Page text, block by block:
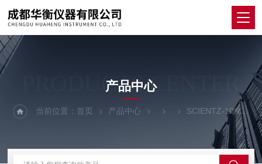
PRODUCTS CENTER
产品中心
当前位置：首页 产品中心 SCIENTZ-10ND多歧管压盖型冷冻干燥机